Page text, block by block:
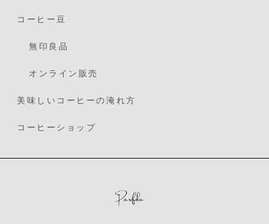
コーヒー豆
無印良品
オンライン販売
美味しいコーヒーの淹れ方
コーヒーショップ